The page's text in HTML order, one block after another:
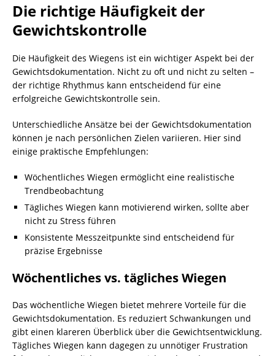
Die richtige Häufigkeit der
Gewichtskontrolle
Die Häufigkeit des Wiegens ist ein wichtiger Aspekt bei der
Gewichtsdokumentation. Nicht zu oft und nicht zu selten –
der richtige Rhythmus kann entscheidend für eine
erfolgreiche Gewichtskontrolle sein.
Unterschiedliche Ansätze bei der Gewichtsdokumentation
können je nach persönlichen Zielen variieren. Hier sind
einige praktische Empfehlungen:
Wöchentliches Wiegen ermöglicht eine realistische
Trendbeobachtung
Tägliches Wiegen kann motivierend wirken, sollte aber
nicht zu Stress führen
Konsistente Messzeitpunkte sind entscheidend für
präzise Ergebnisse
Wöchentliches vs. tägliches Wiegen
Das wöchentliche Wiegen bietet mehrere Vorteile für die
Gewichtsdokumentation. Es reduziert Schwankungen und
gibt einen klareren Überblick über die Gewichtsentwicklung.
Tägliches Wiegen kann dagegen zu unnötiger Frustration